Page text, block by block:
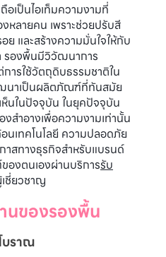
ถือเป็นไอเท็มความงามที่
หลายคน เพราะช่วยปรับสี
ย และสร้างความมั่นใจให้กับ
รองพื้นมีวิวัฒนาการ
ารใช้วัตถุดิบธรรมชาติใน
นาเป็นผลิตภัณฑ์ที่ทันสมัย
ห็นในปัจจุบัน ในยุคปัจจุบัน
งสำอางเพื่อความงามเท่านั้น
เทคโนโลยี ความปลอดภัย
าสทางธุรกิจสำหรับแบรนด์
งตนเองผ่านบริการรับ
ชี่ยวชาญ
นของรองพื้น
บราณ